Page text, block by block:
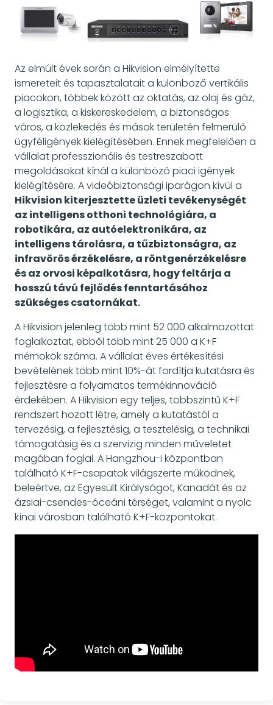
Az elmúlt évek során a Hikvision elmélyítette
ismereteit és tapasztalatait a különböző vertikális
piacokon, többek között az oktatás, az olaj és gáz,
a logisztika, a kiskereskedelem, a biztonságos
város, a közlekedés és mások területén felmerülő
ügyféligények kielégítésében. Ennek megfelelően a
vállalat professzionális és testreszabott
megoldásokat kínál a különböző piaci igények
kielégítésére. A videóbiztonsági iparágon kívül a
Hikvision kiterjesztette üzleti tevékenységét
az intelligens otthoni technológiára, a
robotikára, az autóelektronikára, az
intelligens tárolásra, a tűzbiztonságra, az
infravörös érzékelésre, a röntgenérzékelésre
és az orvosi képalkotásra, hogy feltárja a
hosszú távú fejlődés fenntartásához
szükséges csatornákat.
A Hikvision jelenleg több mint 52 000 alkalmazottat
foglalkoztat, ebből több mint 25 000 a K+F
mérnökök száma. A vállalat éves értékesítési
bevételének több mint 10%-át fordítja kutatásra és
fejlesztésre a folyamatos termékinnováció
érdekében. A Hikvision egy teljes, többszintű K+F
rendszert hozott létre, amely a kutatástól a
tervezésig, a fejlesztésig, a tesztelésig, a technikai
támogatásig és a szervizig minden műveletet
magában foglal. A Hangzhou-i központban
található K+F-csapatok világszerte működnek,
beleértve, az Egyesült Királyságot, Kanadát és az
ázsiai-csendes-óceáni térséget, valamint a nyolc
kínai városban található K+F-központokat.